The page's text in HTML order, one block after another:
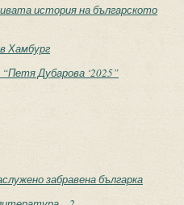
история на българското
Хамбург
Дубарова ‘2025”
забравена българка